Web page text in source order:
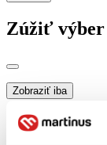
Zúžiť výber
Zobraziť iba
zľavnené